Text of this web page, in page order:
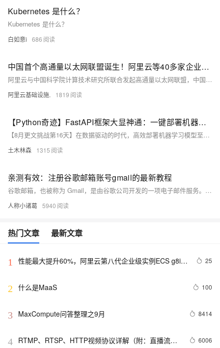
Kubernetes 是什么？
Kubernetes 是什么？
白如意i 686
中国首个高通量以太网联盟诞生！阿里云等40多家企业率先加入
阿里云与中国科学院计算技术研究所联合发起高通量以太网联盟，中国首个高通量以太网协议即将发布
阿里云基础设施. 1819
【Python奇迹】FastAPI框架大显神通：一键部署机器学习模型，让数据预测飞跃至Web舞台，震撼开启智能服务新纪元！
【8月更文挑战第16天】在数据驱动的时代，高效部署机器学习模型至关重要。FastAPI凭借其高性能与灵活性，成为搭建模型API的理想选择。本文详述了从环境准备、模型训练到使用FastAPI部署的全过程。首先，确保安装了Python及相关库（fastapi、uvicorn、scikit-learn）。接着，以线性回归为例，构建了一个预测房价的模型。通过定义FastAPI端点，实现了基于房屋大小预测价格的功能，并介绍了如何运行服务器及测试API。最终，用户可通过HTTP请求获取预测结果，极大地提升了模型的实用性和集成性。
土木林森 1315
亲测有效：注册谷歌邮箱账号gmail的最新教程
谷歌邮箱，也被称为 Gmail，是由谷歌公司开发的一项电子邮件服务。自 2004 年首次推出以来，Gmail 迅速成为全球最受欢迎的电子邮件服务之一。截至 2023 年，Gmail 拥有超过 18 亿活跃用户。Gmail 以其简洁易用的界面、强大的功能和高可靠性著称，成为个人、企业和组织广泛使用的电子邮件平台。
人称小诸葛 5940
热门文章 最新文章
1
性能最大提升60%，阿里云第八代企业级实例ECS g8i正
25
2 什么是MaaS 100
3 MaxCompute问答整理之9月 8414
4 RTMP、RTSP、HTTP视频协议详解（附：直播流地
6006